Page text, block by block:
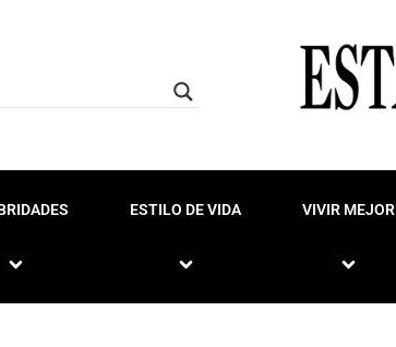
ESTILO DE VIDA VIVIR MEJOR